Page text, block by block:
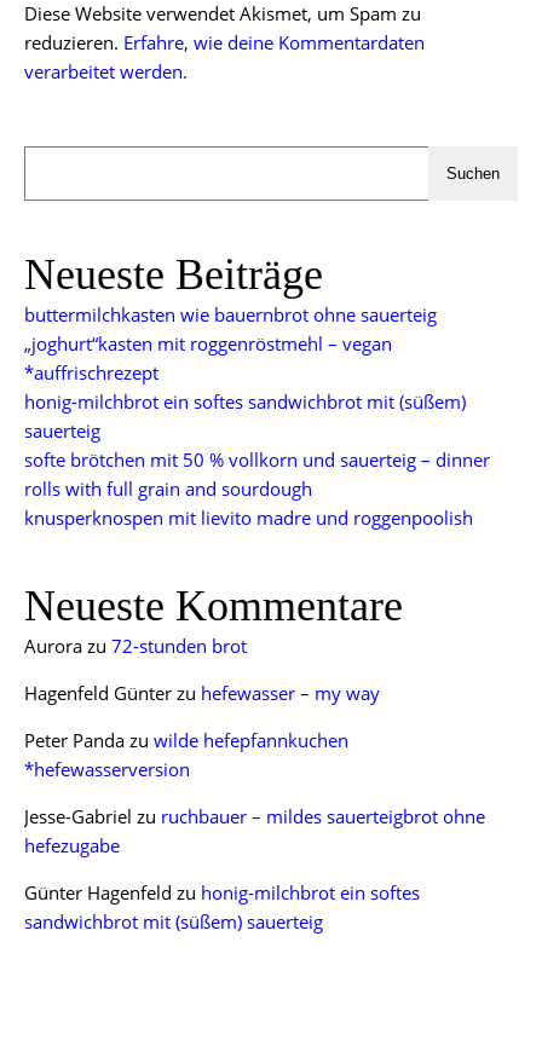
Diese Website verwendet Akismet, um Spam zu
reduzieren. Erfahre, wie deine Kommentardaten
verarbeitet werden.
Suchen
Neueste Beiträge
buttermilchkasten wie bauernbrot ohne sauerteig
„joghurt“kasten mit roggenröstmehl – vegan
*auffrischrezept
honig-milchbrot ein softes sandwichbrot mit (süßem)
sauerteig
softe brötchen mit 50 % vollkorn und sauerteig – dinner
rolls with full grain and sourdough
knusperknospen mit lievito madre und roggenpoolish
Neueste Kommentare
Aurora zu 72-stunden brot
Hagenfeld Günter zu hefewasser – my way
Peter Panda zu wilde hefepfannkuchen
*hefewasserversion
Jesse-Gabriel zu ruchbauer – mildes sauerteigbrot ohne
hefezugabe
Günter Hagenfeld zu honig-milchbrot ein softes
sandwichbrot mit (süßem) sauerteig